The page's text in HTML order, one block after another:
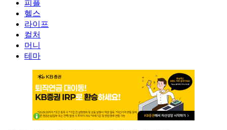
피플
헬스
라이프
컬처
머니
테마